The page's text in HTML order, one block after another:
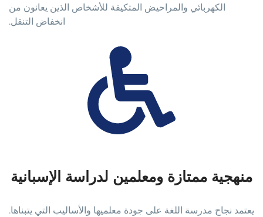
الكهربائي والمراحيض المتكيفة للأشخاص الذين يعانون من
انخفاض التنقل.
منهجية ممتازة ومعلمين لدراسة الإسبانية
يعتمد نجاح مدرسة اللغة على جودة معلميها والأساليب التي يتبناها.